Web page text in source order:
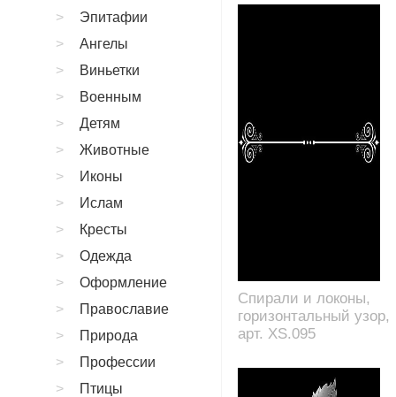
Спирали и локоны,
горизонтальный узор,
арт. XS.095
Эпитафии
Ангелы
Виньетки
Военным
Детям
Животные
Иконы
Ислам
Кресты
Одежда
Оформление
Православие
Природа
Профессии
Птицы